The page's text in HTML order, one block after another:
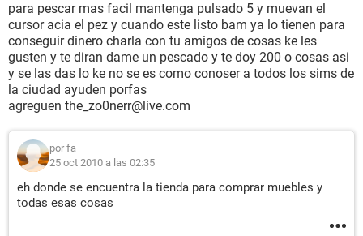
para pescar mas facil mantenga pulsado 5 y muevan el
cursor acia el pez y cuando este listo bam ya lo tienen para
conseguir dinero charla con tu amigos de cosas ke les
gusten y te diran dame un pescado y te doy 200 o cosas asi
y se las das lo ke no se es como conoser a todos los sims de
la ciudad ayuden porfas
agreguen the_zo0nerr@live.com
por fa
25 oct 2010 a las 02:35
eh donde se encuentra la tienda para comprar muebles y
todas esas cosas